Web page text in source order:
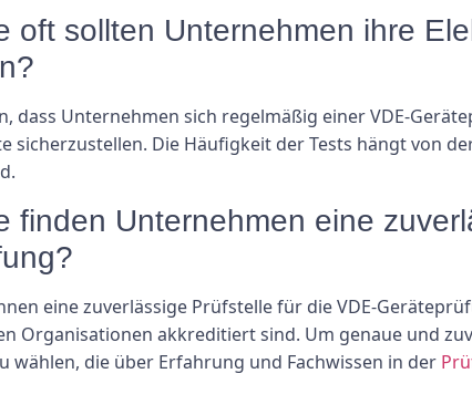
oft sollten Unternehmen ihre
dass Unternehmen sich regelmäßig einer VDE-
sicherzustellen. Die Häufigkeit der Tests hängt von
finden Unternehmen eine
eine zuverlässige Prüfstelle für die VDE-
Organisationen akkreditiert sind. Um genaue und
wählen, die über Erfahrung und Fachwissen in der